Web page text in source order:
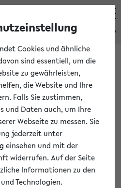
eKVV
im Verlauf Ihrer eKVV
Cookies und ähnliche
sind essentiell, um die
zu gewährleisten,
die Website und Ihre
Falls Sie zustimmen,
und Daten auch, um Ihre
Webseite zu messen. Sie
jederzeit unter
einsehen und mit der
widerrufen. Auf der Seite
Informationen zu den
Technologien.